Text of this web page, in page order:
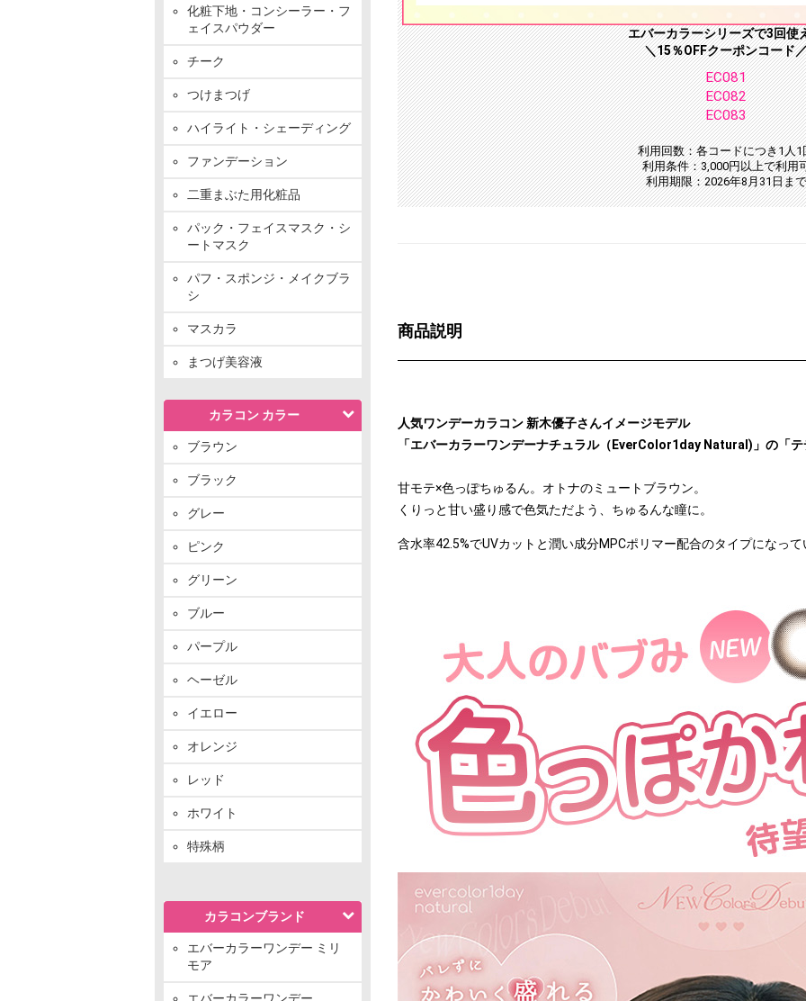
化粧下地・コンシーラー・フ
ェイスパウダー
チーク
つけまつげ
ハイライト・シェーディング
ファンデーション
二重まぶた用化粧品
パック・フェイスマスク・シ
ートマスク
パフ・スポンジ・メイクブラ
シ
マスカラ
まつげ美容液
カラコン カラー
ブラウン
ブラック
グレー
ピンク
グリーン
ブルー
パープル
ヘーゼル
イエロー
オレンジ
レッド
ホワイト
特殊柄
カラコンブランド
エバーカラーワンデー ミリ
モア
エバーカラーワンデー
エバーカラーシリーズで3回使
＼15％OFFクーポンコード
EC081
EC082
EC083
利用回数：各コードにつき1人1
利用条件：3,000円以上で利用
利用期限：2026年8月31日まで
商品説明
人気ワンデーカラコン 新木優子さんイメージモデル
「エバーカラーワンデーナチュラル（EverColor1day Natural)」の「
甘モテ×色っぽちゅるん。オトナのミュートブラウン。
くりっと甘い盛り感で色気ただよう、ちゅるんな瞳に。
含水率42.5%でUVカットと潤い成分MPCポリマー配合のタイプになって